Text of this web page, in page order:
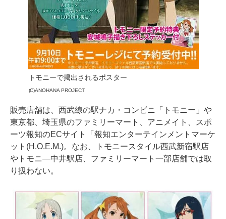
トモニーで掲出されるポスター
(C)ANOHANA PROJECT
販売店舗は、西武線の駅ナカ・コンビニ「トモニー」や
東京都、埼玉県のファミリーマート、アニメイト、スポ
ーツ報知のECサイト「報知エンターテインメントマーケ
ット(H.O.E.M.)。なお、トモニースタイル西武新宿駅店
やトモニ―中井駅店、ファミリーマート一部店舗では取
り扱わない。